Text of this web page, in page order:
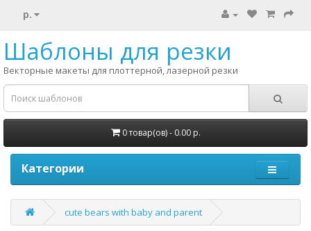
р.
Шаблоны для резки
Векторные макеты для плоттерной, лазерной резки
0 товар(ов) - 0.00 р.
Категории
cute bears with baby and parent